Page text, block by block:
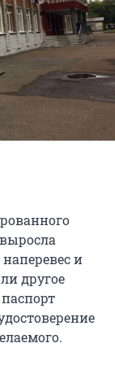
выросла
и
другое